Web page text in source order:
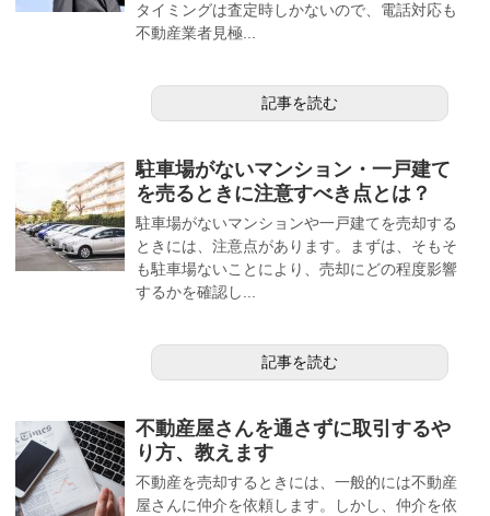
タイミングは査定時しかないので、電話対応も
不動産業者見極...
記事を読む
駐車場がないマンション・一戸建て
を売るときに注意すべき点とは？
駐車場がないマンションや一戸建てを売却する
ときには、注意点があります。まずは、そもそ
も駐車場ないことにより、売却にどの程度影響
するかを確認し...
記事を読む
不動産屋さんを通さずに取引するや
り方、教えます
不動産を売却するときには、一般的には不動産
屋さんに仲介を依頼します。しかし、仲介を依